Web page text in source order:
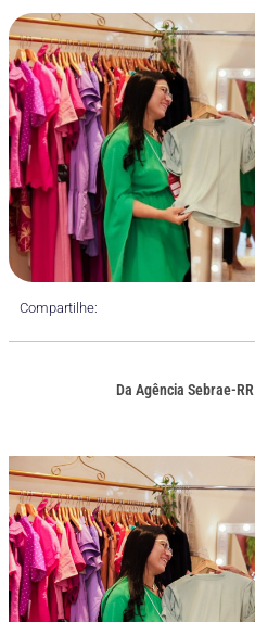
Compartilhe:
Da Agência Sebrae-RR